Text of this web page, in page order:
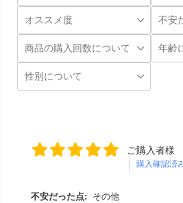
ご購入者様
購入確認済
不安だった点:
その他